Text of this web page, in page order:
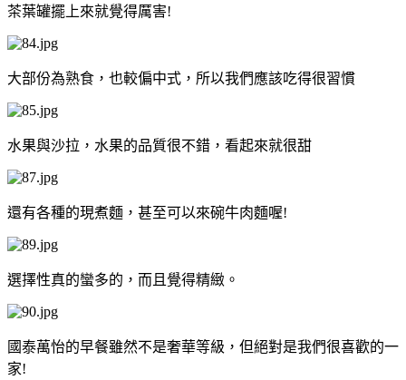
茶葉罐擺上來就覺得厲害!
大部份為熟食，也較偏中式，所以我們應該吃得很習慣
水果與沙拉，水果的品質很不錯，看起來就很甜
還有各種的現煮麵，甚至可以來碗牛肉麵喔!
選擇性真的蠻多的，而且覺得精緻。
國泰萬怡的早餐雖然不是奢華等級，但絕對是我們很喜歡的一
家!